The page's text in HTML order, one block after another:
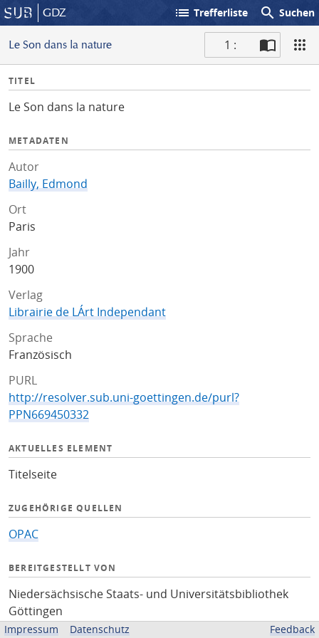
GDZ list Trefferliste search Suchen
Le Son dans la nature 1 :
I
f
TITEL
Le Son dans la nature
METADATEN
Autor
Bailly, Edmond
Ort
Paris
Jahr
1900
Verlag
Librairie de LÁrt Independant
Sprache
Französisch
PURL
http://resolver.sub.uni-goettingen.de/purl?
PPN669450332
AKTUELLES ELEMENT
Titelseite
ZUGEHÖRIGE QUELLEN
OPAC
BEREITGESTELLT VON
Niedersächsische Staats- und Universitätsbibliothek
Göttingen
Impressum Datenschutz Feedback